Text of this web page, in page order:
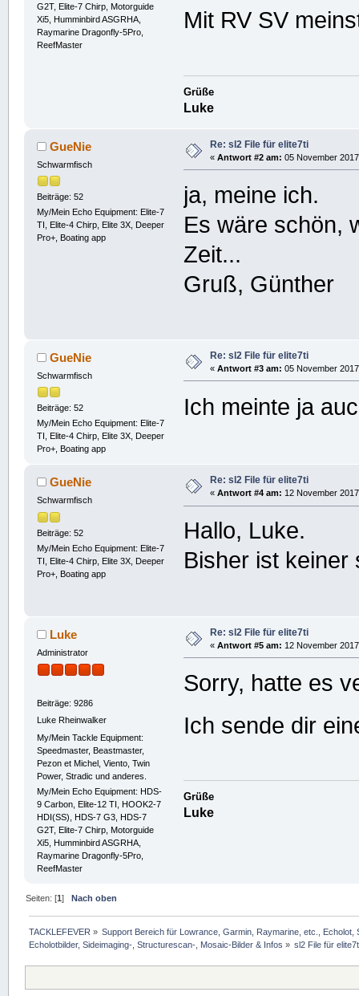
G2T, Elite-7 Chirp, Motorguide
Xi5, Humminbird ASGRHA,
Raymarine Dragonfly-5Pro,
ReefMaster
Mit RV SV
Grüße
Luke
GueNie
Schwarmfisch
Beiträge: 52
My/Mein Echo Equipment: Elite-7
TI, Elite-4 Chirp, Elite 3X, Deeper
Pro+, Boating app
Re: sl2 File für elite7ti
« Antwort #2 am: 05 November
ja, meine ich.
Es wäre schön,
Zeit...
Gruß, Günther
GueNie
Schwarmfisch
Beiträge: 52
My/Mein Echo Equipment: Elite-7
TI, Elite-4 Chirp, Elite 3X, Deeper
Pro+, Boating app
Re: sl2 File für elite7ti
« Antwort #3 am: 05 November
Ich meinte ja
GueNie
Schwarmfisch
Beiträge: 52
My/Mein Echo Equipment: Elite-7
TI, Elite-4 Chirp, Elite 3X, Deeper
Pro+, Boating app
Re: sl2 File für elite7ti
« Antwort #4 am: 12 November
Hallo, Luke.
Bisher ist keiner
Luke
Administrator
Beiträge: 9286
Luke Rheinwalker
My/Mein Tackle Equipment:
Speedmaster, Beastmaster,
Pezon et Michel, Viento, Twin
Power, Stradic und anderes.
My/Mein Echo Equipment: HDS-
9 Carbon, Elite-12 TI, HOOK2-7
HDI(SS), HDS-7 G3, HDS-7
G2T, Elite-7 Chirp, Motorguide
Xi5, Humminbird ASGRHA,
Raymarine Dragonfly-5Pro,
ReefMaster
Re: sl2 File für elite7ti
« Antwort #5 am: 12 November
Sorry, hatte es
Ich sende dir
Grüße
Luke
Seiten: [1]Nach oben
TACKLEFEVER » Support Bereich für Lowrance, Garmin, Raymarine, etc.,
Echolotbilder, Sideimaging-, Structurescan-, Mosaic-Bilder & Infos » sl2 File für